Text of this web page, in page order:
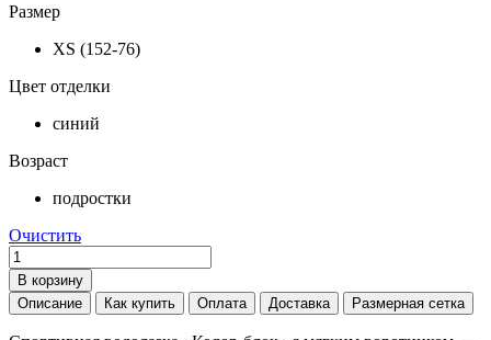
Размер
XS (152-76)
Цвет отделки
синий
Возраст
подростки
Очистить
Количество
товара
Термоводолазка
"ДИАГОНАЛЬ"
подростковая
В корзину
Описание
Как купить Оплата Доставка Размерная сетка